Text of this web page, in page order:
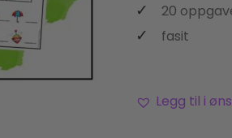
20
fasit
Legg til i